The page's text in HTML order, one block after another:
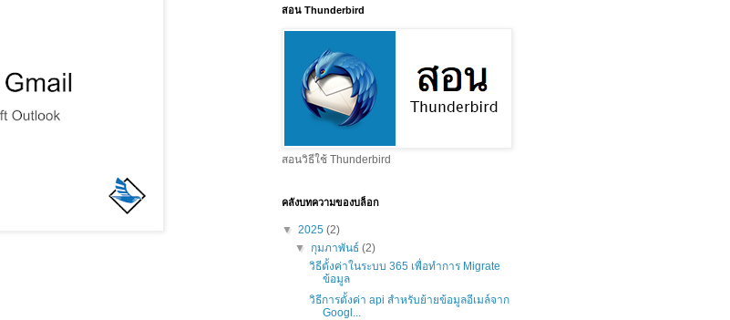
สอน Thunderbird
สอนวิธีใช้ Thunderbird
คลังบทความของบล็อก
▼ 2025 (2)
▼ กุมภาพันธ์(2)
วิธีตั้งค่าในระบบ 365 เพื่อทำการ Migrate
ข้อมูล
วิธีการตั้งค่า api สำหรับย้ายข้อมูลอีเมล์จาก
Googl...